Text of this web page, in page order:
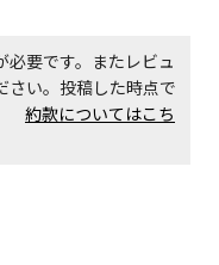
必要です。またレビュ
さい。投稿した時点で
約款についてはこち